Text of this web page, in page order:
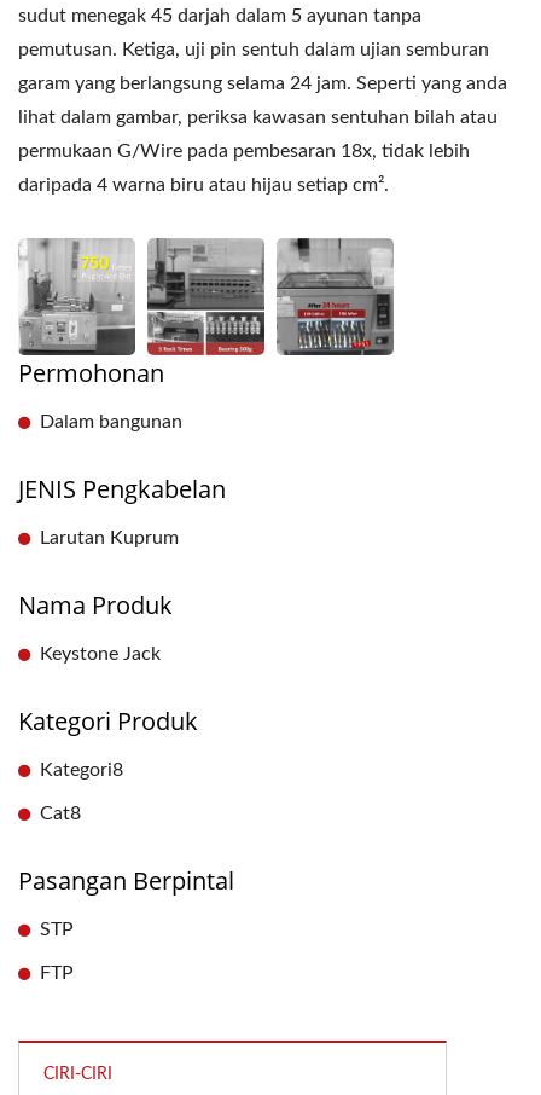
sudut menegak 45 darjah dalam 5 ayunan tanpa
pemutusan. Ketiga, uji pin sentuh dalam ujian semburan
garam yang berlangsung selama 24 jam. Seperti yang anda
lihat dalam gambar, periksa kawasan sentuhan bilah atau
permukaan G/Wire pada pembesaran 18x, tidak lebih
daripada 4 warna biru atau hijau setiap cm².
Permohonan
Dalam bangunan
JENIS Pengkabelan
Larutan Kuprum
Nama Produk
Keystone Jack
Kategori Produk
Kategori8
Cat8
Pasangan Berpintal
STP
FTP
CIRI-CIRI